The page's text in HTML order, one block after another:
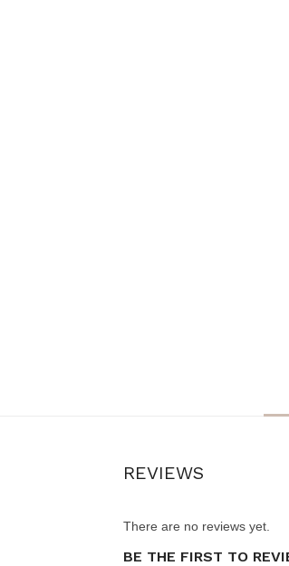
REVIEWS
There are no reviews yet.
BE THE FIRST TO